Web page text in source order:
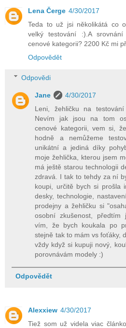
Lena Čerge 4/30/2017
Teda to už jsi několikátá co
velký testování :).A
cenové kategorii? 2200 Kč mi
Odpovědět
Odpovědi
Jane
4/30/2017
Leni, žehličku na
Nevím jak jsou na tom
cenové kategorii, vem si,
hodně a nemůžeme
unikátní a jediná díky
moje žehlička, kterou jsem
má ještě starou technologii
zdravá. I tak to tehdy za ní
koupi, určitě bych si prošla
desky, technologie,
prodejny a žehličku si
osobní zkušenost, předtím
vím, že bych koukala po
stejně tak to mám vs foťáky,
vždy když si kupuji nový,
porovnávám modely :)
Odpovědět
Alexxiew 4/30/2017
Tiež som už videla viac